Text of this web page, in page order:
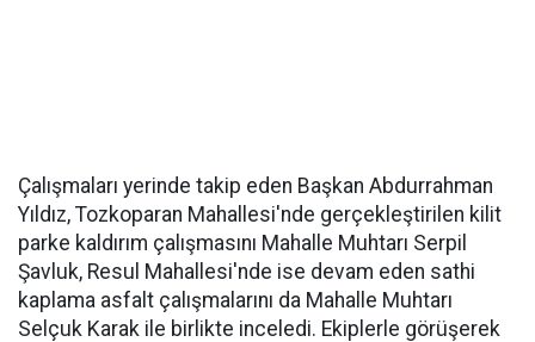
Çalışmaları yerinde takip eden Başkan Abdurrahman
Yıldız, Tozkoparan Mahallesi'nde gerçekleştirilen kilit
parke kaldırım çalışmasını Mahalle Muhtarı Serpil
Şavluk, Resul Mahallesi'nde ise devam eden sathi
kaplama asfalt çalışmalarını da Mahalle Muhtarı
Selçuk Karak ile birlikte inceledi. Ekiplerle görüşerek